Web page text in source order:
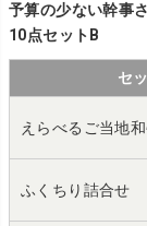
予算の少ない幹事
10点セットB
セ
えらべるご当地
ふくちり詰合せ